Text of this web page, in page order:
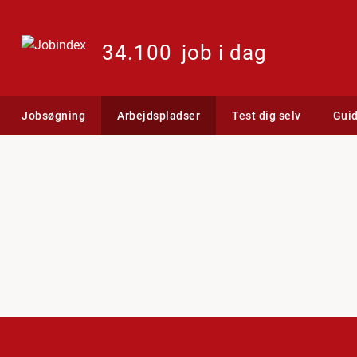
34.100 job i dag
Jobsøgning Arbejdspladser Test dig selv